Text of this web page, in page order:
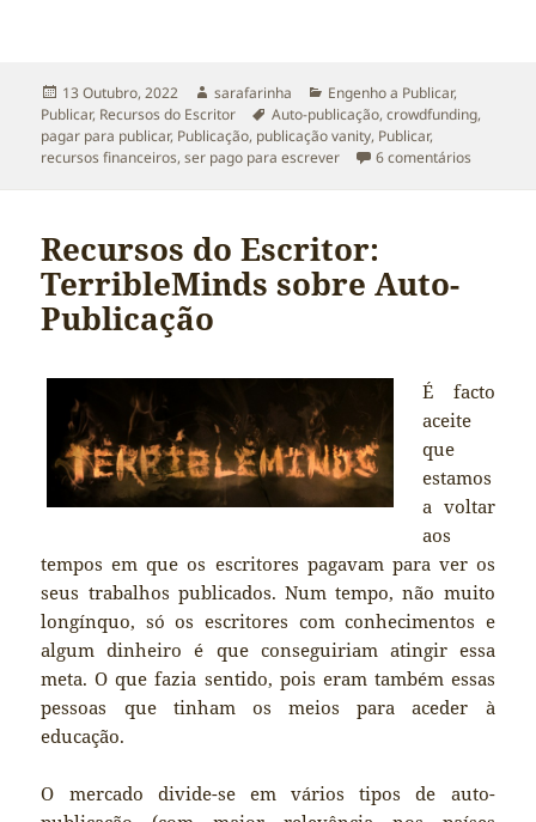
Publicado
a
13 Outubro, 2022 Autor
sarafarinha Categorias
Engenho a Publicar,
Publicar, Recursos do Escritor Etiquetas
Auto-publicação,crowdfunding,
pagar para publicar, Publicação, publicação vanity, Publicar,
recursos financeiros,ser pago para escrever 6 comentários
Recursos do Escritor:
TerribleMinds sobre Auto-
Publicação
É facto
aceite
que
estamos
a voltar
aos
tempos em que os escritores pagavam para ver os
seus trabalhos publicados. Num tempo, não muito
longínquo, só os escritores com conhecimentos e
algum dinheiro é que conseguiriam atingir essa
meta. O que fazia sentido, pois eram também essas
pessoas que tinham os meios para aceder à
educação.
O mercado divide-se em vários tipos de auto-